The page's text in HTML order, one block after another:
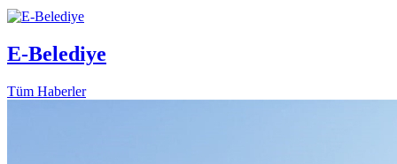
E-Belediye
Tüm Haberler